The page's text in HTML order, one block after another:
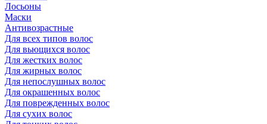
Лосьоны
Маски
Антивозрастные
Для всех типов волос
Для вьющихся волос
Для жестких волос
Для жирных волос
Для непослушных волос
Для окрашенных волос
Для поврежденных волос
Для сухих волос